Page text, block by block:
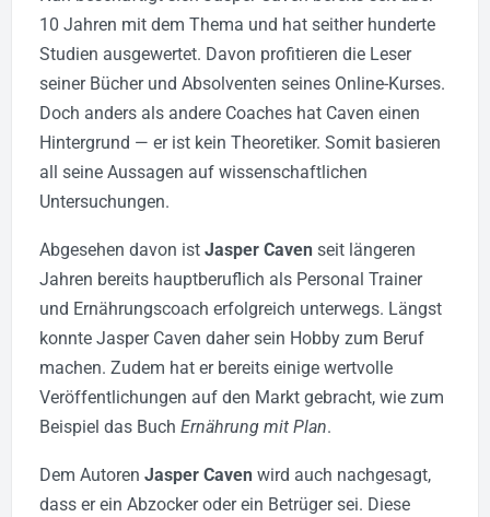
10 Jahren mit dem Thema und hat seither hunderte
Studien ausgewertet. Davon profitieren die Leser
seiner Bücher und Absolventen seines Online-Kurses.
Doch anders als andere Coaches hat Caven einen
Hintergrund — er ist kein Theoretiker. Somit basieren
all seine Aussagen auf wissenschaftlichen
Untersuchungen.
Abgesehen davon ist Jasper Caven seit längeren
Jahren bereits hauptberuflich als Personal Trainer
und Ernährungscoach erfolgreich unterwegs. Längst
konnte Jasper Caven daher sein Hobby zum Beruf
machen. Zudem hat er bereits einige wertvolle
Veröffentlichungen auf den Markt gebracht, wie zum
Beispiel das Buch Ernährung mit Plan.
Dem Autoren Jasper Caven wird auch nachgesagt,
dass er ein Abzocker oder ein Betrüger sei. Diese